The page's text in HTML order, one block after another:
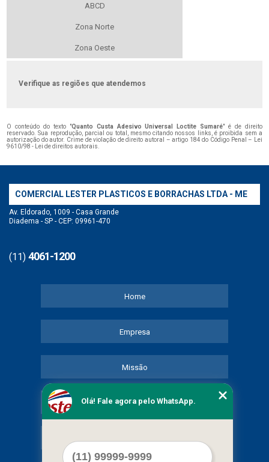
ABCD
Zona Norte
Zona Oeste
Verifique as regiões que atendemos
O conteúdo do texto "Quanto Custa Adesivo Universal Loctite Sumaré" é de direito
reservado. Sua reprodução, parcial ou total, mesmo citando nossos links, é proibida sem a
autorização do autor. Crime de violação de direito autoral – artigo 184 do Código Penal –
Lei
9610/98 - Lei de direitos autorais
COMERCIAL LESTER PLASTICOS E BORRACHAS LTDA - ME
Av. Eldorado, 1009 - Casa Grande
Diadema - SP - CEP: 09961-470
(11) 4061-1200
Home
Empresa
Missão
Serviços
Olá! Fale agora pelo WhatsApp.